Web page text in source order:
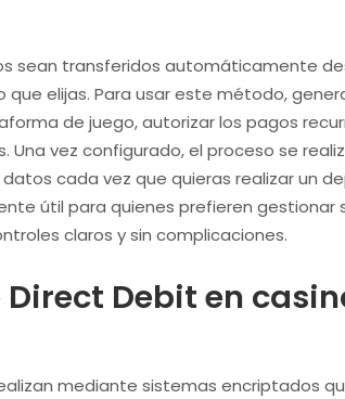
sean transferidos automáticamente
elijas. Para usar este método,
de juego, autorizar los pagos
vez configurado, el proceso se
cada vez que quieras realizar un
útil para quienes prefieren gestionar
claros y sin complicaciones.
Debit en
mediante sistemas encriptados